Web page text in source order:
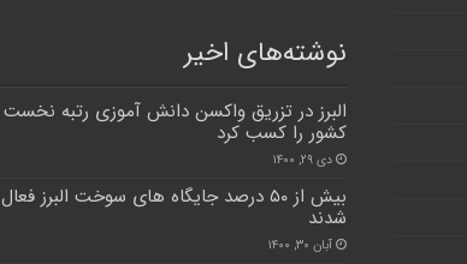
نوشته‌های اخیر
البرز در تزریق واکسن دانش آموزی رتبه نخست
کشور را کسب کرد
دی ۲۹, ۱۴۰۰
بیش از ۵۰ درصد جایگاه های سوخت البرز فعال
شدند
آبان ۳۰, ۱۴۰۰